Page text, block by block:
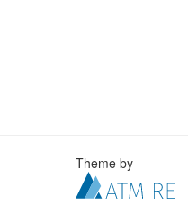
Theme by